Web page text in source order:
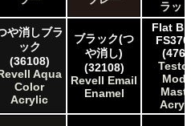
カラー
ョン
カラー
カラースプレー
マーカー
ーカラー
ラッ
や消しブラ
ック
(36108)
Aqua
Color
Acrylic
ブラック(つ
や消し)
(32108)
Revell Email
Enamel
Flat